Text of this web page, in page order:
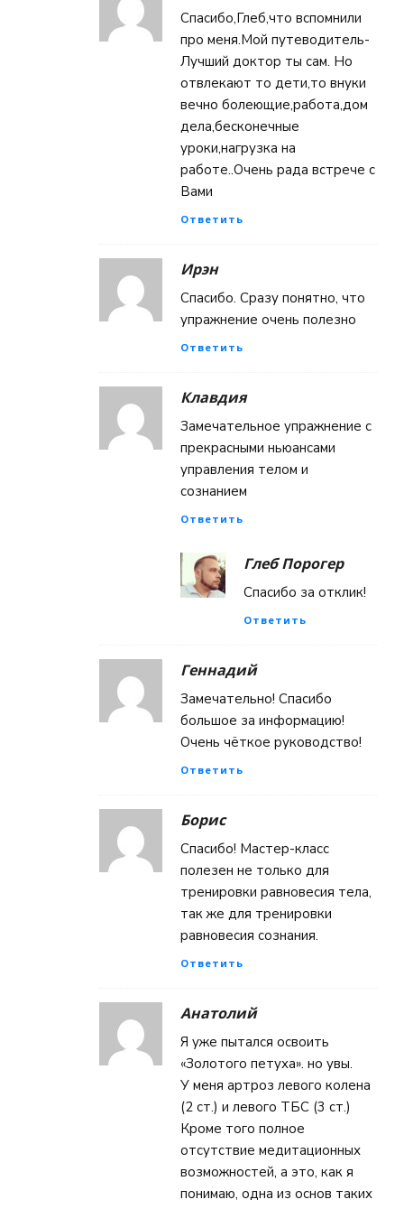
Спасибо,Глеб,что вспомнили
про меня.Мой путеводитель-
Лучший доктор ты сам. Но
отвлекают то дети,то внуки
вечно болеющие,работа,дом
дела,бесконечные
уроки,нагрузка на
работе..Очень рада встрече с
Вами
Ответить
Ирэн
Спасибо. Сразу понятно, что
упражнение очень полезно
Ответить
Клавдия
Замечательное упражнение с
прекрасными ньюансами
управления телом и
сознанием
Ответить
Глеб Порогер
Спасибо за отклик!
Ответить
Геннадий
Замечательно! Спасибо
большое за информацию!
Очень чёткое руководство!
Ответить
Борис
Спасибо! Мастер-класс
полезен не только для
тренировки равновесия тела,
так же для тренировки
равновесия сознания.
Ответить
Анатолий
Я уже пытался освоить
«Золотого петуха». но увы.
У меня артроз левого колена
(2 ст.) и левого ТБС (3 ст.)
Кроме того полное
отсутствие медитационных
возможностей, а это, как я
понимаю, одна из основ таких